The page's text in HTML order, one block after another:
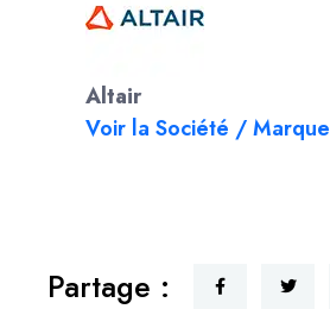
Altair
Voir la Société / Marque
Partage :